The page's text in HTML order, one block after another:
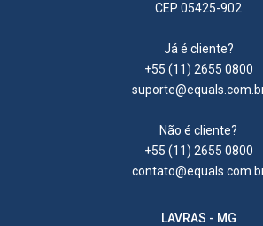
CEP 05425-902
Já é cliente?
+55 (11) 2655 0800
Não é cliente?
+55 (11) 2655 0800
LAVRAS - MG